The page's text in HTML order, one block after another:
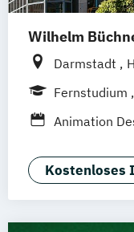
Wilhelm
Darmstadt
Bonn
Zürich
Fernstudium
Animation
Game
Kostenloses